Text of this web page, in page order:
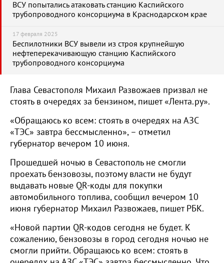
ВСУ попытались атаковать станцию Каспийского
трубопроводного консорциума в Краснодарском крае
17 февраля 2025
Беспилотники ВСУ вывели из строя крупнейшую
нефтеперекачивающую станцию Каспийского
трубопроводного консорциума
Глава Севастополя Михаил Развожаев призвал не
стоять в очередях за бензином, пишет «Лента.ру».
«Обращаюсь ко всем: стоять в очередях на АЗС
«ТЭС» завтра бессмысленно», – отметил
губернатор вечером 10 июня.
Прошедшей ночью в Севастополь не смогли
проехать бензовозы, поэтому власти не будут
выдавать новые QR-коды для покупки
автомобильного топлива, сообщил вечером 10
июня губернатор Михаил Развожаев, пишет РБК.
«Новой партии QR-кодов сегодня не будет. К
сожалению, бензовозы в город сегодня ночью не
смогли прийти. Обращаюсь ко всем: стоять в